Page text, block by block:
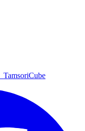
TamsoriCube